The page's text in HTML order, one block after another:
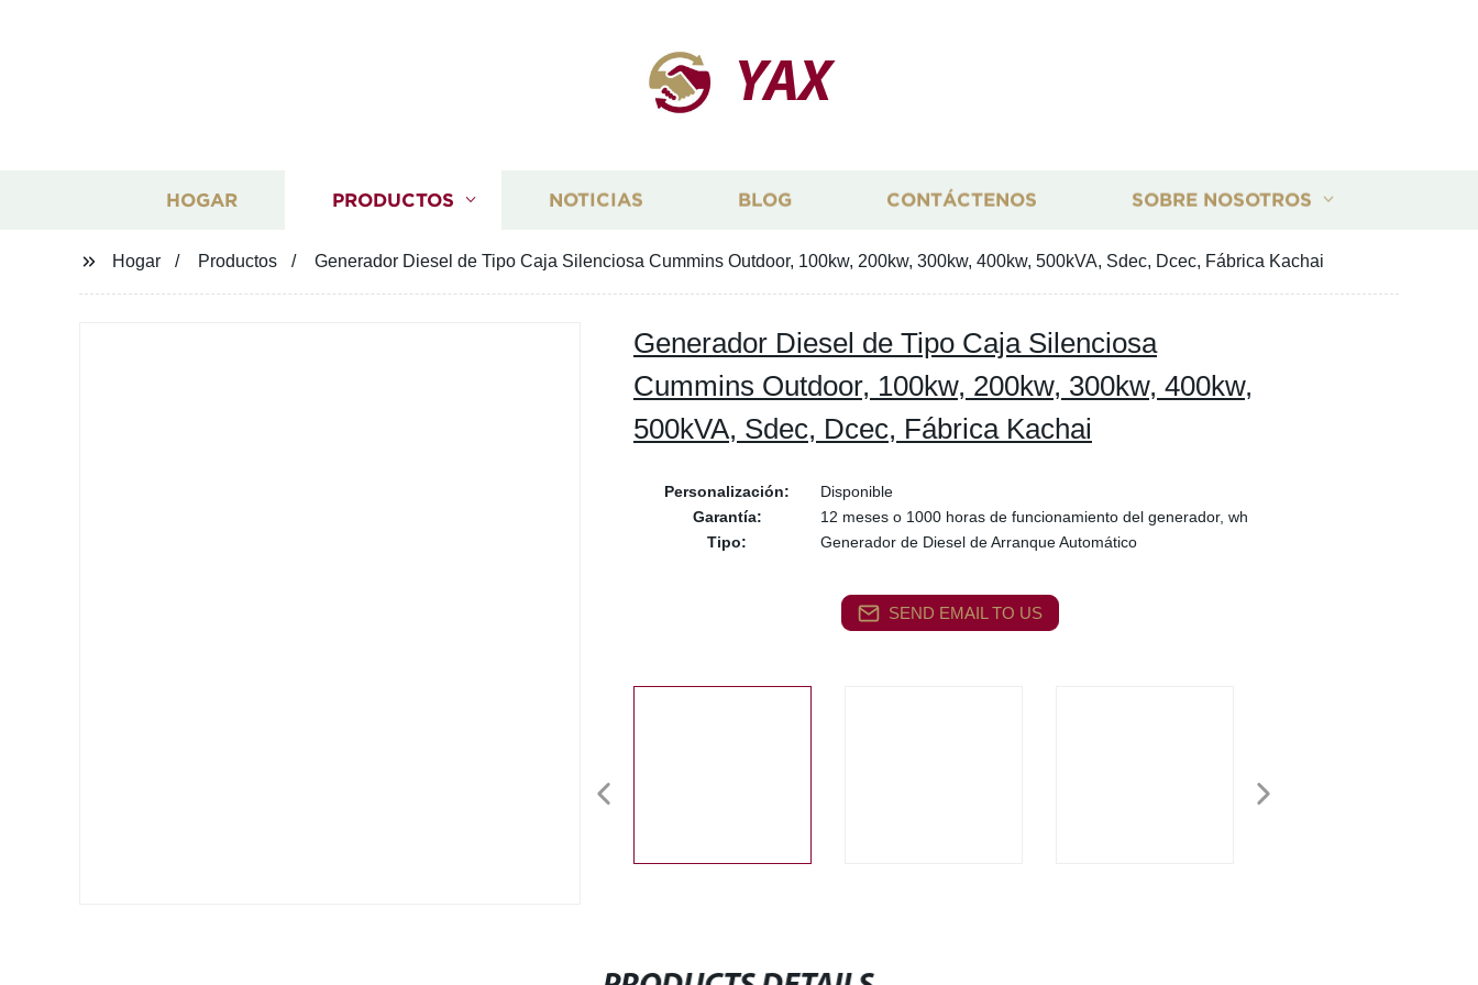
YAX
HOGAR PRODUCTOS NOTICIAS BLOG CONTÁCTENOS SOBRE NOSOTROS
Hogar Productos Generador Diesel de Tipo Caja Silenciosa Cummins Outdoor, 100kw, 200kw, 300kw, 400kw, 500kVA, Sdec, Dcec, Fábrica Kachai
Generador Diesel de Tipo Caja Silenciosa
Cummins Outdoor, 100kw, 200kw, 300kw, 400kw,
500kVA, Sdec, Dcec, Fábrica Kachai
Personalización:
Disponible
Garantía:
12 meses o 1000 horas de funcionamiento del generador, wh
Tipo:
Generador de Diesel de Arranque Automático
SEND EMAIL TO US